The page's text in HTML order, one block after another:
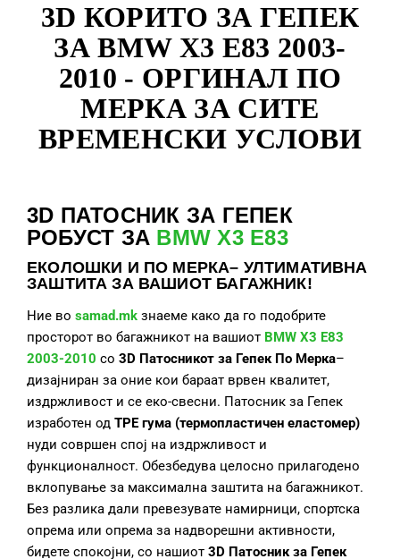
3D КОРИТО ЗА ГЕПЕК
ЗА BMW X3 E83 2003-
2010 - ОРГИНАЛ ПО
МЕРКА ЗА СИТЕ
ВРЕМЕНСКИ УСЛОВИ
3D ПАТОСНИК ЗА ГЕПЕК
РОБУСТ ЗА BMW X3 E83
ЕКОЛОШКИ И ПО МЕРКА– УЛТИМАТИВНА
ЗАШТИТА ЗА ВАШИОТ БАГАЖНИК!
Ние во samad.mk знаеме како да го подобрите
просторот во багажникот на вашиот BMW X3 E83
2003-2010 со 3D Патосникот за Гепек По Мерка–
дизајниран за оние кои бараат врвен квалитет,
издржливост и се еко-свесни. Патосник за Гепек
изработен од TPE гума (термопластичен еластомер)
нуди совршен спој на издржливост и
функционалност. Обезбедува целосно прилагодено
вклопување за максимална заштита на багажникот.
Без разлика дали превезувате намирници, спортска
опрема или опрема за надворешни активности,
бидете спокојни, со нашиот 3D Патосник за Гепек